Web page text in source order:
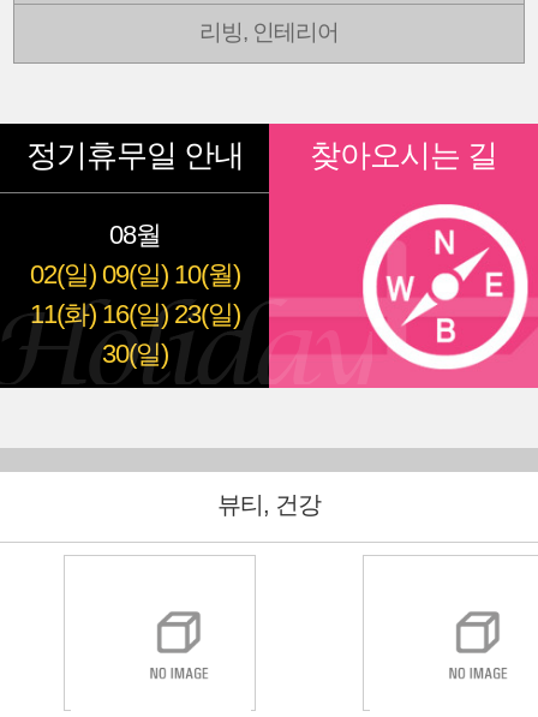
리빙, 인테리어
정기휴무일 안내
08월
02(일) 09(일) 10(월)
11(화) 16(일) 23(일)
30(일)
찾아오시는 길
뷰티, 건강